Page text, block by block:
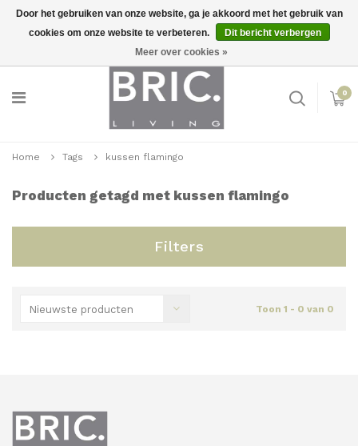
Inloggen
0
Home Tags kussen flamingo
Producten getagd met kussen flamingo
Filters
Nieuwste producten Toon 1 - 0 van 0
Door het gebruiken van onze website, ga je akkoord met het gebruik van
cookies om onze website te verbeteren.
Dit bericht verbergen
Meer over cookies »